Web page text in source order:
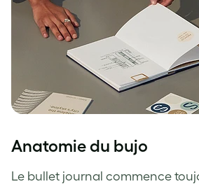
Anatomie du bujo
Le bullet journal commence